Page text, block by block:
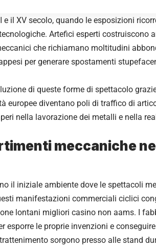
il XV secolo, quando le esposizioni
Artefici esperti costruiscono
che richiamano moltitudini
per generare spostamenti
di queste forme di spettacolo
europee diventano poli di traffico di
nella lavorazione dei metalli e nella
meccaniche
il iniziale ambiente dove le spettacoli
manifestazioni commerciali ciclici
lontani migliori casino non aams. I
esporre le proprie invenzioni e
sorgono presso alle stand